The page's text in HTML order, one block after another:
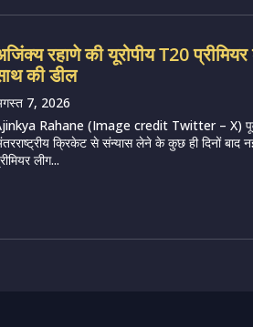
रहाणे की यूरोपीय T20
की डील
7, 2026
Rahane (Image credit Twitter – X) पूर्व
क्रिकेट से संन्यास लेने के कुछ ही दिनों
लीग...